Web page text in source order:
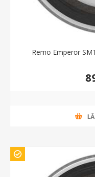
Remo Emperor